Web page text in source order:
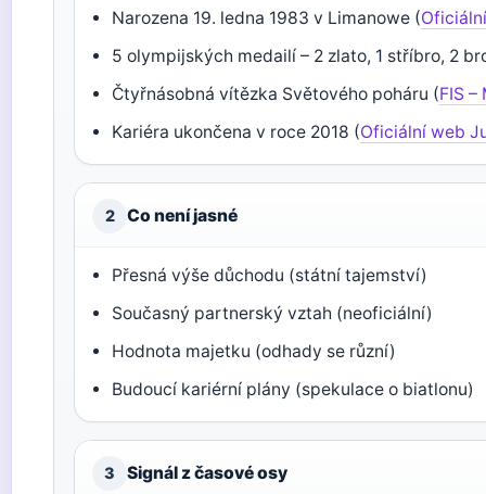
Narozena 19. ledna 1983 v Limanowe (
5 olympijských medailí – 2 zlato, 1 stříbro, 2
Čtyřnásobná vítězka Světového poháru (FIS
Kariéra ukončena v roce 2018 (Oficiální web
2 Co není jasné
Přesná výše důchodu (státní tajemství)
Současný partnerský vztah (neoficiální)
Hodnota majetku (odhady se různí)
Budoucí kariérní plány (spekulace o biatlonu)
3 Signál z časové osy